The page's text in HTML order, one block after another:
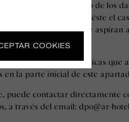
habilita el tratamiento de los
del propio usuario. Es éste el
de las personas que aspiran
de las bases jurídicas que
en la parte inicial de este
puede contactar directamente
a través del email: dpo@ar-
COOKIES